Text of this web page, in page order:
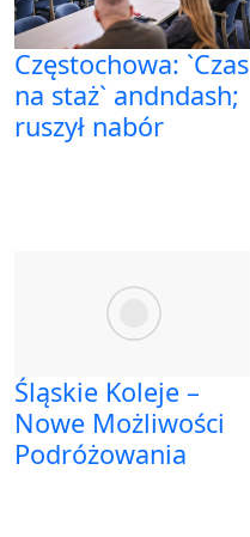
Częstochowa: `Czas
na staż` andndash;
ruszył nabór
Śląskie Koleje –
Nowe Możliwości
Podróżowania